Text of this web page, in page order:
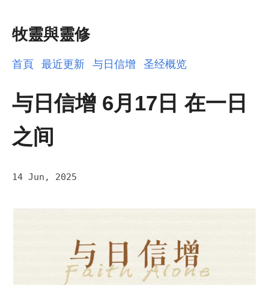
牧靈與靈修
首頁 最近更新 与日信增 圣经概览
与日信增 6月17日 在一日
之间
14 Jun, 2025